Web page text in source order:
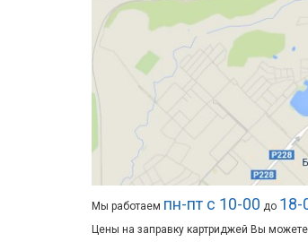
Мы работаем пн-пт с 10-00 до 18-
Цены на заправку картриджей Вы